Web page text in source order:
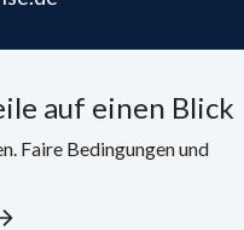
auf einen Blick
Faire Bedingungen und